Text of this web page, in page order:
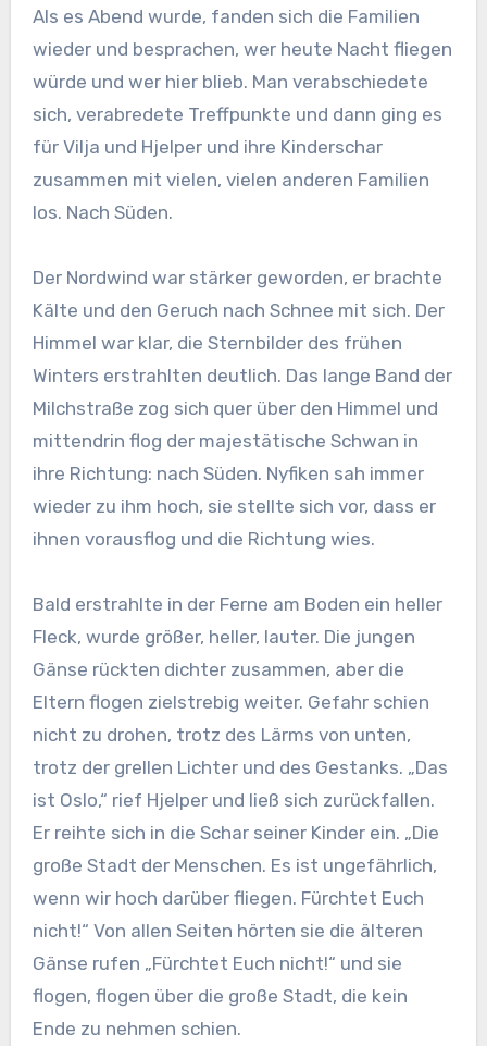
Als es Abend wurde, fanden sich die Familien
wieder und besprachen, wer heute Nacht fliegen
würde und wer hier blieb. Man verabschiedete
sich, verabredete Treffpunkte und dann ging es
für Vilja und Hjelper und ihre Kinderschar
zusammen mit vielen, vielen anderen Familien
los. Nach Süden.
Der Nordwind war stärker geworden, er brachte
Kälte und den Geruch nach Schnee mit sich. Der
Himmel war klar, die Sternbilder des frühen
Winters erstrahlten deutlich. Das lange Band der
Milchstraße zog sich quer über den Himmel und
mittendrin flog der majestätische Schwan in
ihre Richtung: nach Süden. Nyfiken sah immer
wieder zu ihm hoch, sie stellte sich vor, dass er
ihnen vorausflog und die Richtung wies.
Bald erstrahlte in der Ferne am Boden ein heller
Fleck, wurde größer, heller, lauter. Die jungen
Gänse rückten dichter zusammen, aber die
Eltern flogen zielstrebig weiter. Gefahr schien
nicht zu drohen, trotz des Lärms von unten,
trotz der grellen Lichter und des Gestanks. „Das
ist Oslo,“ rief Hjelper und ließ sich zurückfallen.
Er reihte sich in die Schar seiner Kinder ein. „Die
große Stadt der Menschen. Es ist ungefährlich,
wenn wir hoch darüber fliegen. Fürchtet Euch
nicht!“ Von allen Seiten hörten sie die älteren
Gänse rufen „Fürchtet Euch nicht!“ und sie
flogen, flogen über die große Stadt, die kein
Ende zu nehmen schien.